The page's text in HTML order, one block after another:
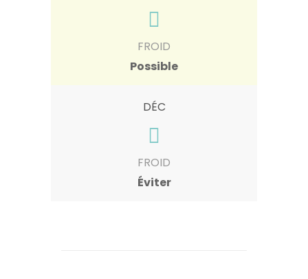
FROID
Possible
DÉC
FROID
Éviter